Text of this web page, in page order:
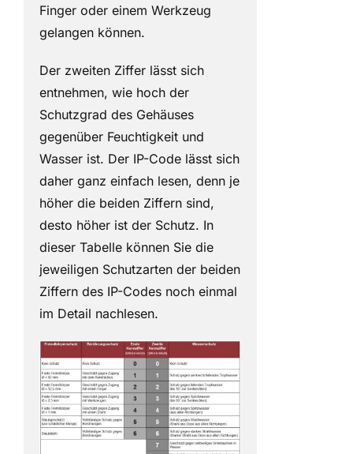
Finger oder einem Werkzeug
gelangen können.
Der zweiten Ziffer lässt sich
entnehmen, wie hoch der
Schutzgrad des Gehäuses
gegenüber Feuchtigkeit und
Wasser ist. Der IP-Code lässt sich
daher ganz einfach lesen, denn je
höher die beiden Ziffern sind,
desto höher ist der Schutz. In
dieser Tabelle können Sie die
jeweiligen Schutzarten der beiden
Ziffern des IP-Codes noch einmal
im Detail nachlesen.